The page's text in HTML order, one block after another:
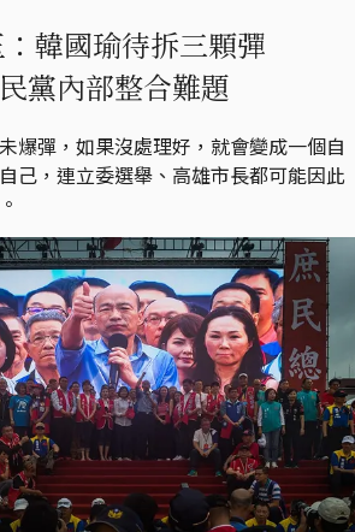
韓國瑜待拆三顆彈
黨內部整合難題
爆彈，如果沒處理好，就會變成一個自
己，連立委選舉、高雄市長都可能因此